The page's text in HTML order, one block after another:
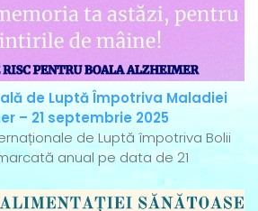
de Luptă Împotriva Maladiei
– 21 septembrie 2025
de Luptă împotriva Bolii
anual pe data de 21